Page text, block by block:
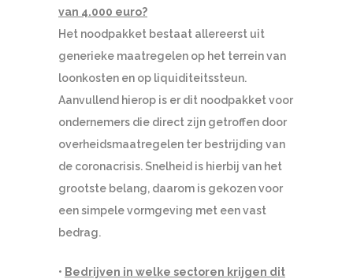
van 4.000 euro?
Het noodpakket bestaat allereerst uit
generieke maatregelen op het terrein van
loonkosten en op liquiditeitssteun.
Aanvullend hierop is er dit noodpakket voor
ondernemers die direct zijn getroffen door
overheidsmaatregelen ter bestrijding van
de coronacrisis. Snelheid is hierbij van het
grootste belang, daarom is gekozen voor
een simpele vormgeving met een vast
bedrag.
• Bedrijven in welke sectoren krijgen dit